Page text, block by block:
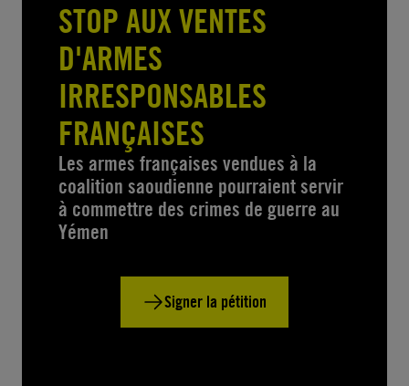
STOP AUX VENTES
D'ARMES
IRRESPONSABLES
FRANÇAISES
Les armes françaises vendues à la
coalition saoudienne pourraient servir
à commettre des crimes de guerre au
Yémen
Signer la pétition